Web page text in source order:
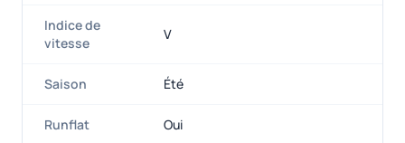
Indice de
vitesse
V
Saison Été
Runflat Oui